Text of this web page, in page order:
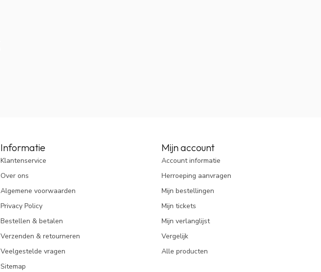
Informatie
Klantenservice
Over ons
Algemene voorwaarden
Privacy Policy
Bestellen & betalen
Verzenden & retourneren
Veelgestelde vragen
Sitemap
Mijn account
Account informatie
Herroeping aanvragen
Mijn bestellingen
Mijn tickets
Mijn verlanglijst
Vergelijk
Alle producten